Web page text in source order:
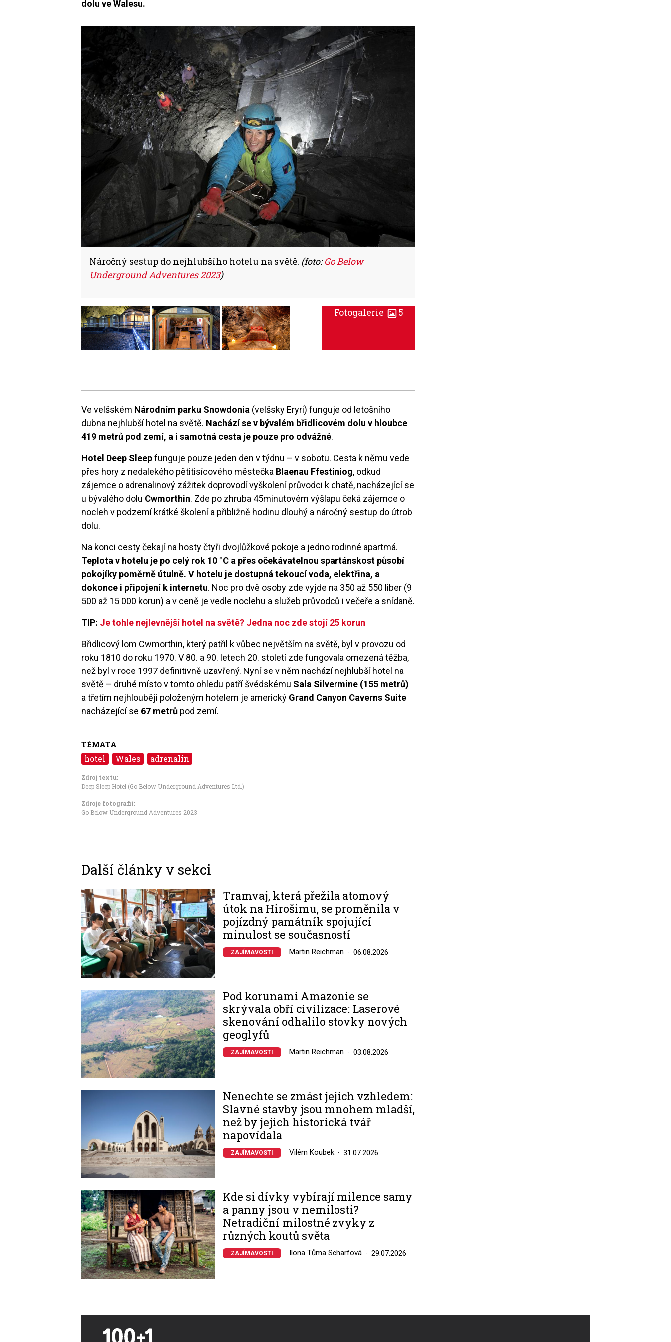
dolu ve Walesu.
Náročný sestup do nejhlubšího hotelu na světě. (foto:Go Below
Underground Adventures 2023)
Fotogalerie 5
Ve velšském Národním parku Snowdonia (velšsky Eryri) funguje od letošního
dubna nejhlubší hotel na světě. Nachází se v bývalém břidlicovém dolu v hloubce
419 metrů pod zemí, a i samotná cesta je pouze pro odvážné.
Hotel Deep Sleepfunguje pouze jeden den v týdnu – v sobotu. Cesta k němu vede
přes hory z nedalekého pětitisícového městečka Blaenau Ffestiniog, odkud
zájemce o adrenalinový zážitek doprovodí vyškolení průvodci k chatě, nacházející se
u bývalého dolu Cwmorthin. Zde po zhruba 45minutovém výšlapu čeká zájemce o
nocleh v podzemí krátké školení a přibližně hodinu dlouhý a náročný sestup do útrob
dolu.
Na konci cesty čekají na hosty čtyři dvojlůžkové pokoje a jedno rodinné apartmá.
Teplota v hotelu je po celý rok 10 °C a přes očekávatelnou spartánskost působí
pokojíky poměrně útulně. V hotelu je dostupná tekoucí voda, elektřina, a
dokonce i připojení k internetu. Noc pro dvě osoby zde vyjde na 350 až 550 liber (9
500 až 15 000 korun) a v ceně je vedle noclehu a služeb průvodců i večeře a snídaně.
TIP: Je tohle nejlevnější hotel na světě? Jedna noc zde stojí 25 korun
Břidlicový lom Cwmorthin, který patřil k vůbec největším na světě, byl v provozu od
roku 1810 do roku 1970. V 80. a 90. letech 20. století zde fungovala omezená těžba,
než byl v roce 1997 definitivně uzavřený. Nyní se v něm nachází nejhlubší hotel na
světě – druhé místo v tomto ohledu patří švédskému Sala Silvermine (155 metrů)
a třetím nejhlouběji položeným hotelem je americký Grand Canyon Caverns Suite
nacházející se 67 metrů pod zemí.
TÉMATA
hotel Wales adrenalin
Zdroj textu:
Deep Sleep Hotel (Go Below Underground Adventures Ltd.)
Zdroje fotografii:
Go Below Underground Adventures 2023
Další články v sekci
Image
Tramvaj, která přežila atomový
útok na Hirošimu, se proměnila v
pojízdný památník spojující
minulost se současností
ZAJÍMAVOSTI Martin Reichman 06.08.2026
Image
Pod korunami Amazonie se
skrývala obří civilizace: Laserové
skenování odhalilo stovky nových
geoglyfů
ZAJÍMAVOSTI Martin Reichman 03.08.2026
Nenechte se zmást jejich vzhledem:
Slavné stavby jsou mnohem mladší,
než by jejich historická tvář
napovídala
ZAJÍMAVOSTI Vilém Koubek 31.07.2026
Image
Kde si dívky vybírají milence samy
a panny jsou v nemilosti?
Netradiční milostné zvyky z
různých koutů světa
ZAJÍMAVOSTI Ilona Tůma Scharfová 29.07.2026